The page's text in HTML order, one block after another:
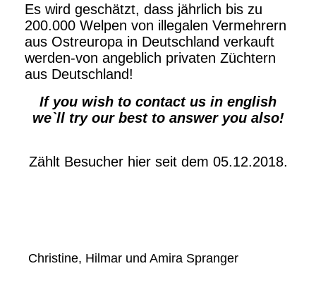
Es wird geschätzt, dass jährlich bis zu
200.000 Welpen von illegalen Vermehrern
aus Ostreuropa in Deutschland verkauft
werden-von angeblich privaten Züchtern
aus Deutschland!
If you wish to contact us in english
we`ll try our best to answer you also!
Zählt Besucher hier seit dem 05.12.2018.
Christine, Hilmar und Amira Spranger